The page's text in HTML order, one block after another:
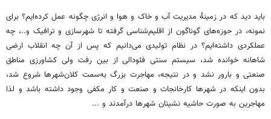
باید دید که در زمینهٔ مدیریت آب و خاک و هوا و انرژی چگونه عمل کرده‌ایم؟ برای
نمونه، در حوزه‌های گوناگون از اقلیم‌شناسی گرفته تا شهرسازی و ترافیک و..، چه
عملکردی داشته‌ایم؟ در نظام تولیدی می‌دانیم که پس از آن چه انقلاب ارضی
شاهانه خوانده شد، سیستم سنتی فئودالی از بین رفت ولی کشاورزی مناطق
صنعتی و بارور نشد و در نتیجه، مهاجرت بزرگ به‌سمت کلان‌شهرها شروع شد،
بدون اینکه در شهرها کارخانجات و صنعت و کار مکفی وجود داشته باشد و لذا
مهاجرین به صورت حاشیه نشینان شهرها درآمدند و ...